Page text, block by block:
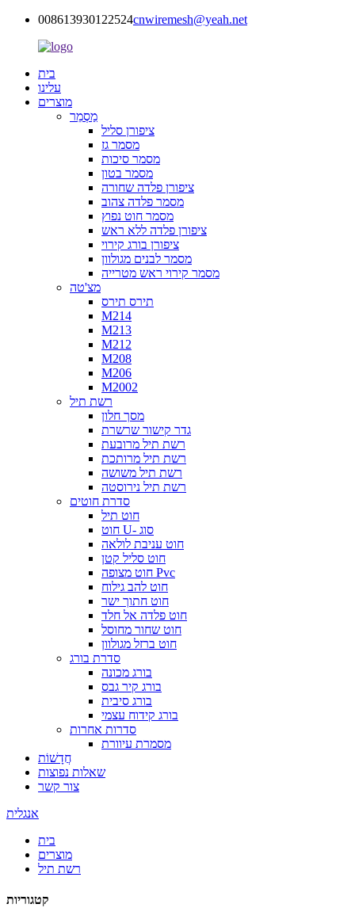
008613930122524cnwiremesh@yeah.net
בית
עלינו
מוצרים
מַסְמֵר
ציפורן סליל
מסמר גז
מסמר סיכות
מסמר בטון
ציפורן פלדה שחורה
מסמר פלדה צהוב
מסמר חוט נפוץ
ציפורן פלדה ללא ראש
ציפורן בורג קירוי
מסמר לבנים מגולוון
מסמר קירוי ראש מטרייה
מצ'טה
תירס תירס
M214
M213
M212
M208
M206
M2002
רשת תיל
מסך חלון
גדר קישור שרשרת
רשת תיל מרובעת
רשת תיל מרותכת
רשת תיל משושה
רשת תיל נירוסטה
סדרת חוטים
חוט תיל
חוט U- סוג
חוט עניבת לולאה
חוט סליל קטן
חוט מצופה Pvc
חוט להב גילוח
חוט חתוך ישר
חוט פלדה אל חלד
חוט שחור מחוסל
חוט ברזל מגולוון
סדרת בורג
בורג מכונה
בורג קיר גבס
בורג סיבית
בורג קידוח עצמי
סדרות אחרות
מסמרת עיוורת
חֲדָשׁוֹת
שאלות נפוצות
צור קשר
אנגלית
בית
מוצרים
רשת תיל
קטגוריות